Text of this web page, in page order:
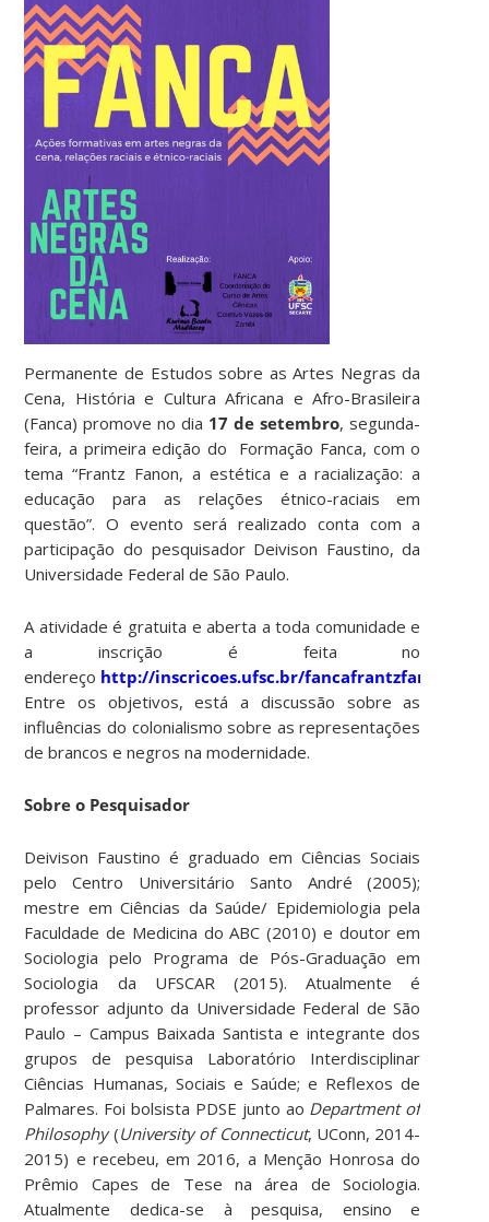
Permanente de Estudos sobre as Artes Negras da
Cena, História e Cultura Africana e Afro-Brasileira
(Fanca) promove no dia 17 de setembro, segunda-
feira, a primeira edição do Formação Fanca, com o
tema “Frantz Fanon, a estética e a racialização: a
educação para as relações étnico-raciais em
questão”. O evento será realizado conta com a
participação do pesquisador Deivison Faustino, da
Universidade Federal de São Paulo.
A atividade é gratuita e aberta a toda comunidade e
a inscrição é feita no
endereço http://inscricoes.ufsc.br/fancafrantzfanon
Entre os objetivos, está a discussão sobre as
influências do colonialismo sobre as representações
de brancos e negros na modernidade.
Sobre o Pesquisador
Deivison Faustino é graduado em Ciências Sociais
pelo Centro Universitário Santo André (2005);
mestre em Ciências da Saúde/ Epidemiologia pela
Faculdade de Medicina do ABC (2010) e doutor em
Sociologia pelo Programa de Pós-Graduação em
Sociologia da UFSCAR (2015). Atualmente é
professor adjunto da Universidade Federal de São
Paulo – Campus Baixada Santista e integrante dos
grupos de pesquisa Laboratório Interdisciplinar
Ciências Humanas, Sociais e Saúde; e Reflexos de
Palmares. Foi bolsista PDSE junto ao Department of
Philosophy(University of Connecticut, UConn, 2014-
2015) e recebeu, em 2016, a Menção Honrosa do
Prêmio Capes de Tese na área de Sociologia.
Atualmente dedica-se à pesquisa, ensino e